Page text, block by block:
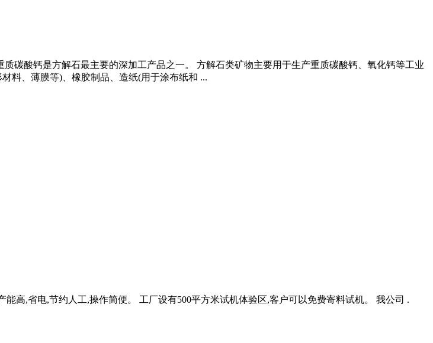
碳酸钙是方解石最主要的深加工产品之一。 方解石类矿物主要用于生产重质碳酸钙、氧化钙等工业
料、薄膜等)、橡胶制品、造纸(用于涂布纸和 ...
高,省电,节约人工,操作简便。 工厂设有500平方米试机体验区,客户可以免费寄料试机。 我公司 .